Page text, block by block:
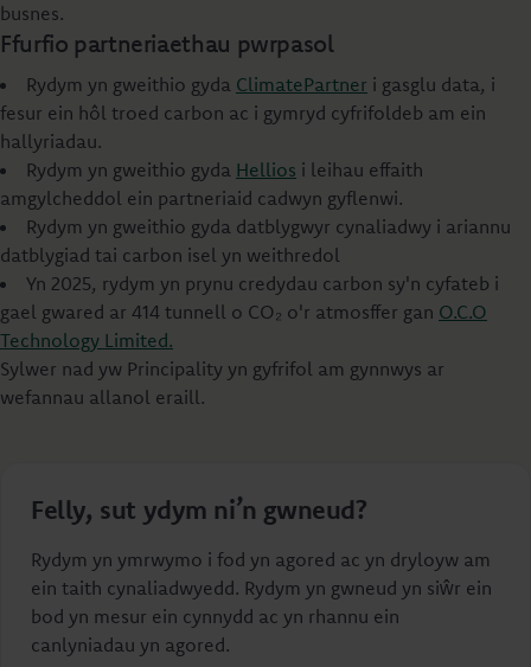
busnes.
Ffurfio partneriaethau pwrpasol
Rydym yn gweithio gyda ClimatePartner i gasglu data, i
fesur ein hôl troed carbon ac i gymryd cyfrifoldeb am ein
hallyriadau.
Rydym yn gweithio gyda Hellios i leihau effaith
amgylcheddol ein partneriaid cadwyn gyflenwi.
Rydym yn gweithio gyda datblygwyr cynaliadwy i ariannu
datblygiad tai carbon isel yn weithredol
Yn 2025, rydym yn prynu credydau carbon sy'n cyfateb i
gael gwared ar 414 tunnell o CO₂ o'r atmosffer gan O.C.O
Technology Limited.
Sylwer nad yw Principality yn gyfrifol am gynnwys ar
wefannau allanol eraill.
Felly, sut ydym ni’n gwneud?
Rydym yn ymrwymo i fod yn agored ac yn dryloyw am
ein taith cynaliadwyedd. Rydym yn gwneud yn siŵr ein
bod yn mesur ein cynnydd ac yn rhannu ein
canlyniadau yn agored.